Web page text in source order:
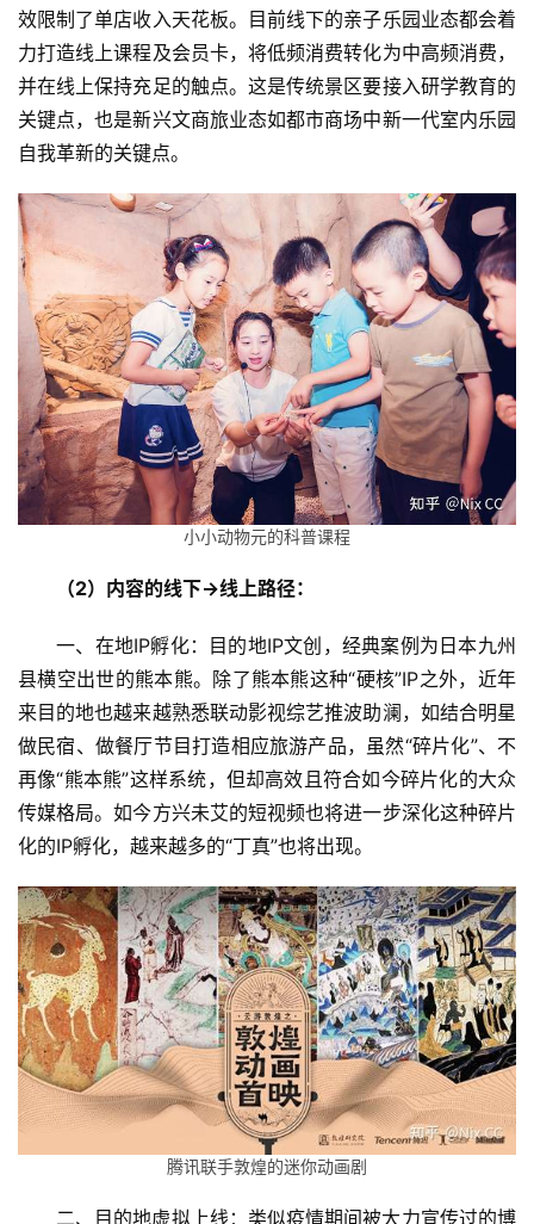
效限制了单店收入天花板。目前线下的亲子乐园业态都会着
力打造线上课程及会员卡，将低频消费转化为中高频消费，
并在线上保持充足的触点。这是传统景区要接入研学教育的
关键点，也是新兴文商旅业态如都市商场中新一代室内乐园
自我革新的关键点。
小小动物元的科普课程
（2）内容的线下->线上路径：
一、在地IP孵化：目的地IP文创，经典案例为日本九州
县横空出世的熊本熊。除了熊本熊这种“硬核”IP之外，近年
来目的地也越来越熟悉联动影视综艺推波助澜，如结合明星
做民宿、做餐厅节目打造相应旅游产品，虽然“碎片化”、不
再像“熊本熊”这样系统，但却高效且符合如今碎片化的大众
传媒格局。如今方兴未艾的短视频也将进一步深化这种碎片
化的IP孵化，越来越多的“丁真”也将出现。
腾讯联手敦煌的迷你动画剧
二、目的地虚拟上线：类似疫情期间被大力宣传过的博